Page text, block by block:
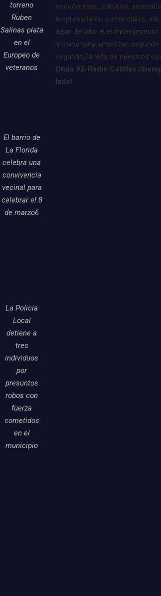
torreno
Ruben
Salinas plata
en el
Europeo de
veteranos
El barrio de
La Florida
celebra una
convivencia
vecinal para
celebrar el 8
de marzo6
La Policia
Local
detiene a
tres
individuos
por
presuntos
robos con
fuerza
cometidos
en el
municipio
económicos, políticos,
empresariales, comerciales,
dejar de lado el entretenimiento
música para amenizar, segundo
segundo, la vida de nuestros
Onda 92-Radio Cotillas
lado!